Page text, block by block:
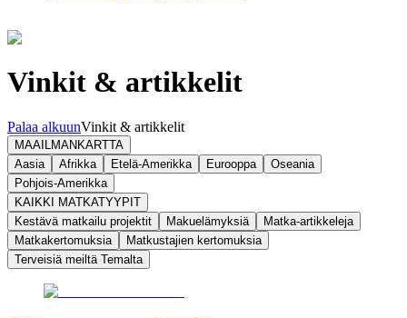
Vinkit & artikkelit
Palaa alkuunVinkit & artikkelit
MAAILMANKARTTA
Aasia
Afrikka Etelä-Amerikka Eurooppa
Oseania
Pohjois-Amerikka
KAIKKI MATKATYYPIT
Kestävä matkailu projektit
Makuelämyksiä
Matka-artikkeleja
Matkakertomuksia
Matkustajien kertomuksia
Terveisiä meiltä Temalta